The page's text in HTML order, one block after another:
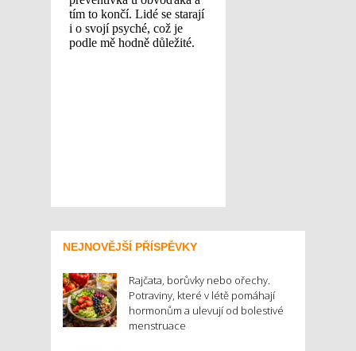
NEJNOVĚJŠÍ PŘÍSPĚVKY
Rajčata, borůvky nebo ořechy.
Potraviny, které v létě pomáhají
hormonům a ulevují od bolestivé
menstruace